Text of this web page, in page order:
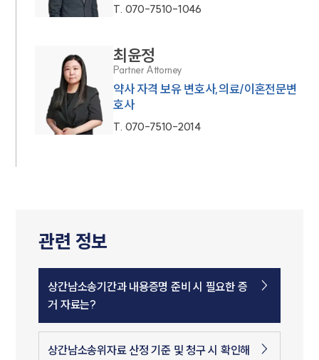
T. 070-7510-1046
최윤정
Partner Attorney
약사 자격 보유 변호사,의료/이혼전문변
호사
T. 070-7510-2014
관련 정보
상간남소송기간과 내용증명 준비 시 필요한 증
거 자료는?
상간남소송위자료 산정 기준 및 청구 시 확인해